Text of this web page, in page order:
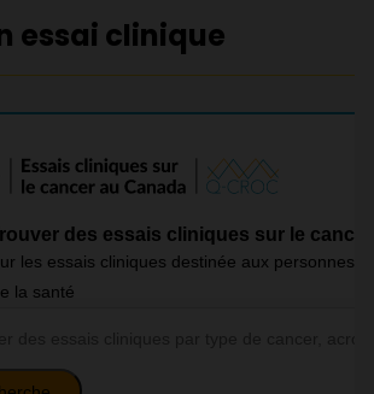
essai clinique